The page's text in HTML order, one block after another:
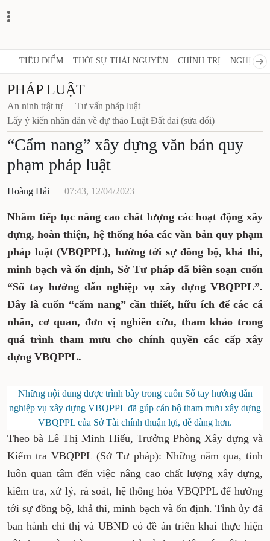
TIÊU ĐIỂM THỜI SỰ THÁI NGUYÊN CHÍNH TRỊ NGHỊ
PHÁP LUẬT
An ninh trật tự
Tư vấn pháp luật
Lấy ý kiến nhân dân về dự thảo Luật Đất đai (sửa đổi)
“Cẩm nang” xây dựng văn bản quy
phạm pháp luật
Hoàng Hải 07:43, 12/04/2023
Nhằm tiếp tục nâng cao chất lượng các hoạt động
xây dựng, hoàn thiện, hệ thống hóa các văn bản quy
phạm pháp luật (VBQPPL), hướng tới sự đồng bộ,
khả thi, minh bạch và ổn định, Sở Tư pháp đã biên
soạn cuốn “Sổ tay hướng dẫn nghiệp vụ xây dựng
VBQPPL”. Đây là cuốn “cẩm nang” cần thiết, hữu
ích để các cá nhân, cơ quan, đơn vị nghiên cứu,
tham khảo trong quá trình tham mưu cho chính
quyền các cấp xây dựng VBQPPL.
Những nội dung được trình bày trong cuốn Sổ tay hướng dẫn
nghiệp vụ xây dựng VBQPPL đã gúp cán bộ tham mưu xây
dựng VBQPPL của Sở Tài chính thuận lợi, dễ dàng hơn.
Theo bà Lê Thị Minh Hiếu, Trưởng Phòng Xây dựng và
Kiểm tra VBQPPL (Sở Tư pháp): Những năm qua, tỉnh
luôn quan tâm đến việc nâng cao chất lượng xây dựng,
kiểm tra, xử lý, rà soát, hệ thống hóa VBQPPL để
hướng tới sự đồng bộ, khả thi, minh bạch và ổn định.
Tỉnh ủy đã ban hành chỉ thị và UBND có đề án triển